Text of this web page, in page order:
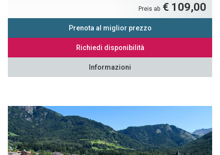
Preis ab € 109,00
Prenota al miglior prezzo
Richiedi disponibilità
Informazioni